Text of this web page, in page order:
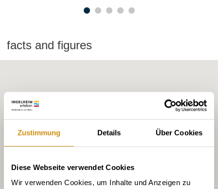
Zustimmung Details Über Cookies
Diese Webseite verwendet Cookies
Wir verwenden Cookies, um Inhalte und Anzeigen zu
facts and figures